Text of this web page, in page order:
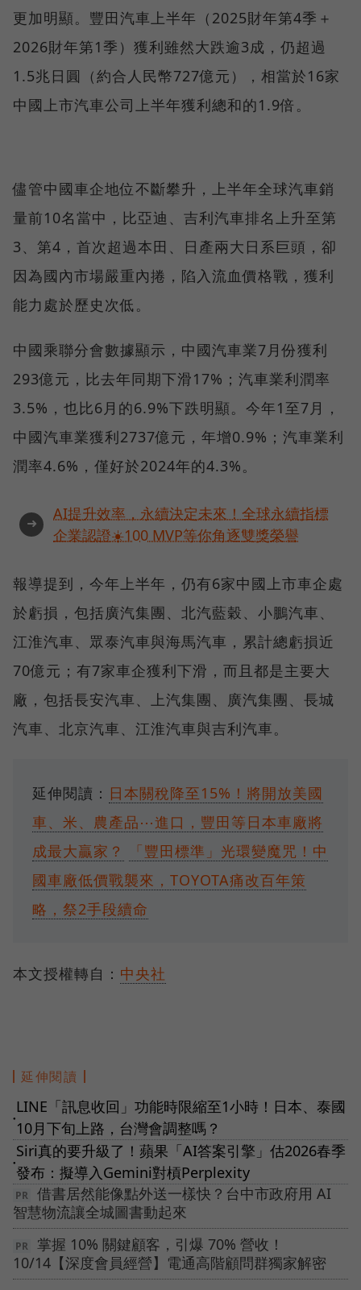
更加明顯。豐田汽車上半年（2025財年第4季＋
2026財年第1季）獲利雖然大跌逾3成，仍超過
1.5兆日圓（約合人民幣727億元），相當於16家
中國上市汽車公司上半年獲利總和的1.9倍。
儘管中國車企地位不斷攀升，上半年全球汽車銷
量前10名當中，比亞迪、吉利汽車排名上升至第
3、第4，首次超過本田、日產兩大日系巨頭，卻
因為國內市場嚴重內捲，陷入流血價格戰，獲利
能力處於歷史次低。
中國乘聯分會數據顯示，中國汽車業7月份獲利
293億元，比去年同期下滑17%；汽車業利潤率
3.5%，也比6月的6.9%下跌明顯。今年1至7月，
中國汽車業獲利2737億元，年增0.9%；汽車業利
潤率4.6%，僅好於2024年的4.3%。
➜
AI提升效率，永續決定未來！全球永續指標
企業認證☀️100 MVP等你角逐雙獎榮譽
報導提到，今年上半年，仍有6家中國上市車企處
於虧損，包括廣汽集團、北汽藍穀、小鵬汽車、
江淮汽車、眾泰汽車與海馬汽車，累計總虧損近
70億元；有7家車企獲利下滑，而且都是主要大
廠，包括長安汽車、上汽集團、廣汽集團、長城
汽車、北京汽車、江淮汽車與吉利汽車。
延伸閱讀： 日本關稅降至15%！將開放美國
車、米、農產品⋯進口，豐田等日本車廠將
成最大贏家？
「豐田標準」光環變魔咒！中
國車廠低價戰襲來，TOYOTA痛改百年策
略，祭2手段續命
本文授權轉自： 中央社
延伸閱讀
●
LINE「訊息收回」功能時限縮至1小時！日本、泰國
10月下旬上路，台灣會調整嗎？
●
Siri真的要升級了！蘋果「AI答案引擎」估2026春季
發布：擬導入Gemini對槓Perplexity
借書居然能像點外送一樣快？台中市政府用 AI
智慧物流讓全城圖書動起來
掌握 10% 關鍵顧客，引爆 70% 營收！
10/14【深度會員經營】電通高階顧問群獨家解密